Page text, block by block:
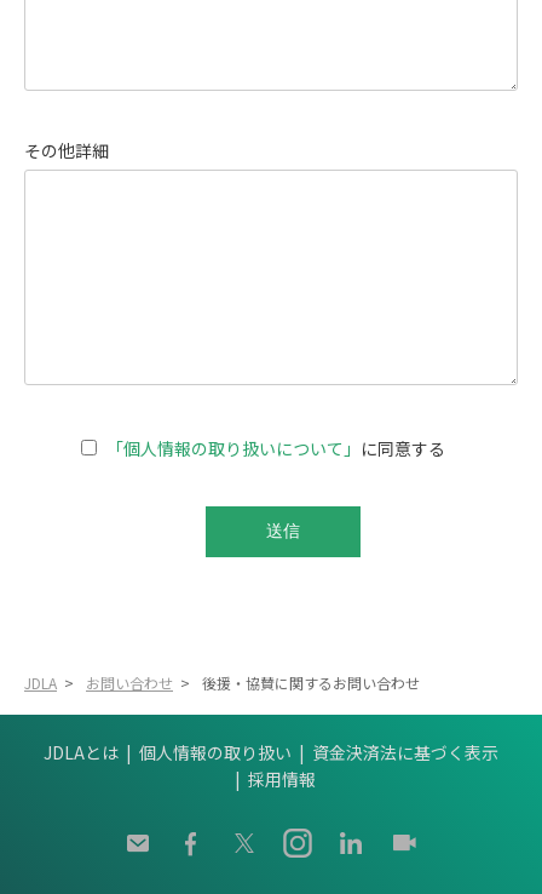
その他詳細
「個人情報の取り扱いについて」 に同意する
JDLA > お問い合わせ > 後援・協賛に関するお問い合わせ
JDLAとは 個人情報の取り扱い
資金決済法に基づく表示
採用情報